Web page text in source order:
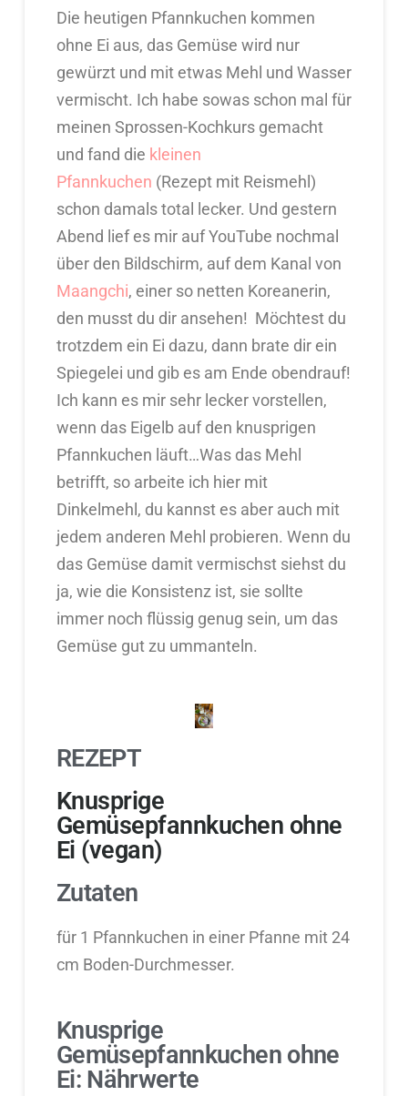
Die heutigen Pfannkuchen kommen
ohne Ei aus, das Gemüse wird nur
gewürzt und mit etwas Mehl und Wasser
vermischt. Ich habe sowas schon mal für
meinen Sprossen-Kochkurs gemacht
und fand die kleinen
Pfannkuchen (Rezept mit Reismehl)
schon damals total lecker. Und gestern
Abend lief es mir auf YouTube nochmal
über den Bildschirm, auf dem Kanal von
Maangchi, einer so netten Koreanerin,
den musst du dir ansehen! Möchtest du
trotzdem ein Ei dazu, dann brate dir ein
Spiegelei und gib es am Ende obendrauf!
Ich kann es mir sehr lecker vorstellen,
wenn das Eigelb auf den knusprigen
Pfannkuchen läuft…Was das Mehl
betrifft, so arbeite ich hier mit
Dinkelmehl, du kannst es aber auch mit
jedem anderen Mehl probieren. Wenn du
das Gemüse damit vermischst siehst du
ja, wie die Konsistenz ist, sie sollte
immer noch flüssig genug sein, um das
Gemüse gut zu ummanteln.
REZEPT
Knusprige
Gemüsepfannkuchen ohne
Ei (vegan)
Zutaten
für 1 Pfannkuchen in einer Pfanne mit 24
cm Boden-Durchmesser.
Knusprige
Gemüsepfannkuchen ohne
Ei: Nährwerte